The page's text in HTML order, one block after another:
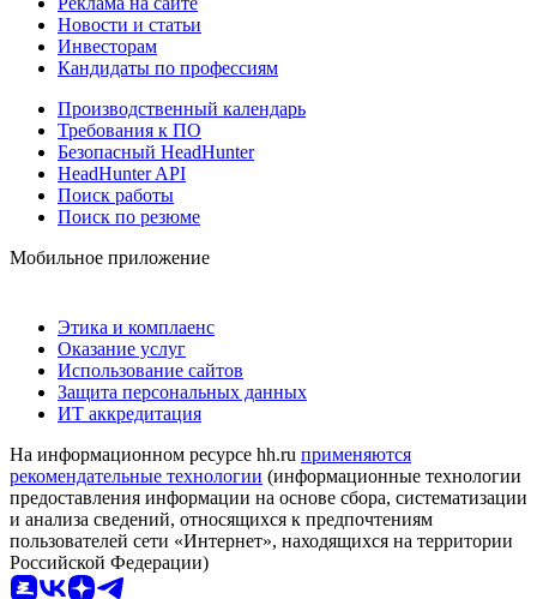
Новости и статьи
Инвесторам
Кандидаты по профессиям
Производственный календарь
Требования к ПО
Безопасный HeadHunter
HeadHunter API
Поиск работы
Поиск по резюме
Мобильное приложение
Этика и комплаенс
Оказание услуг
Использование сайтов
Защита персональных данных
ИТ аккредитация
На информационном ресурсе hh.ru применяются
рекомендательные технологии (информационные технологии
предоставления информации на основе сбора, систематизации
и анализа сведений, относящихся к предпочтениям
пользователей сети «Интернет», находящихся на территории
Российской Федерации)